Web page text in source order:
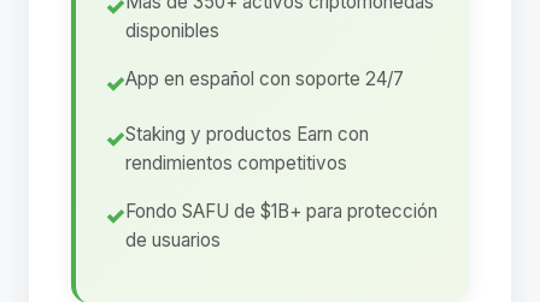
disponibles
App en español con soporte 24/7
Staking y productos Earn con
rendimientos competitivos
Fondo SAFU de $1B+ para protección
de usuarios